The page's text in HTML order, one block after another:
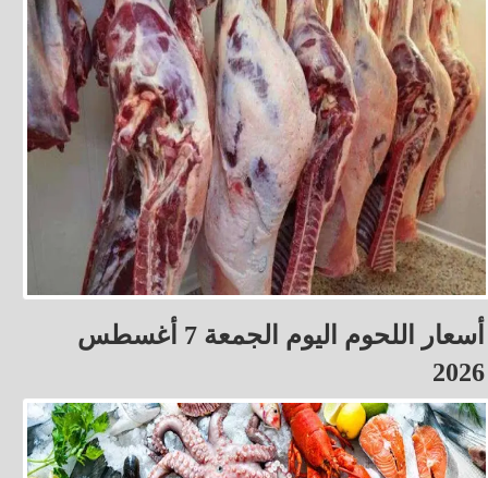
أسعار اللحوم اليوم الجمعة 7 أغسطس
2026